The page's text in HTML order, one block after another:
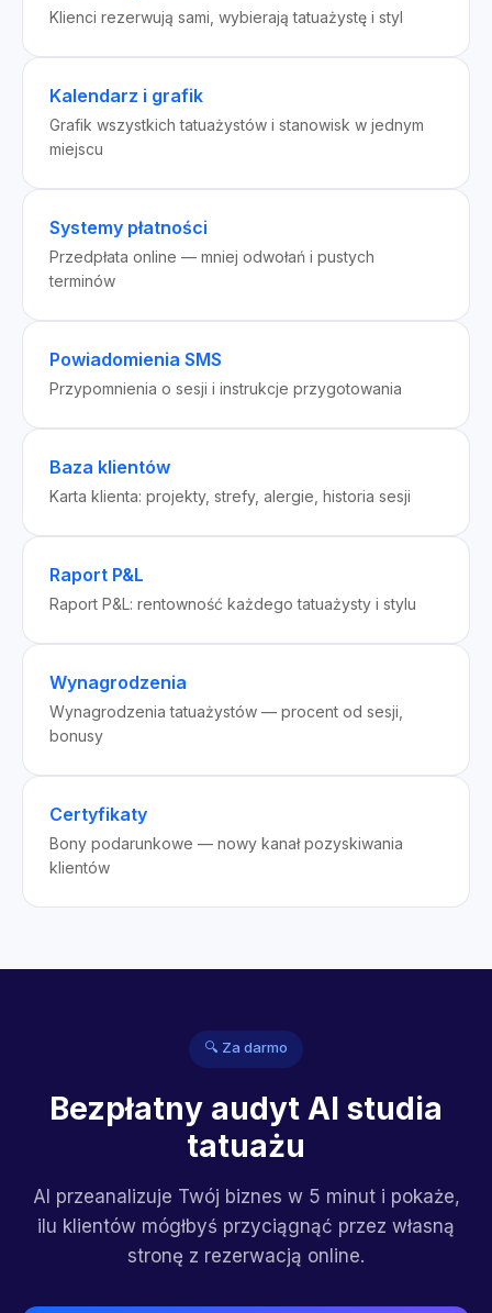
Klienci rezerwują sami, wybierają tatuażystę i styl
Kalendarz i grafik
Grafik wszystkich tatuażystów i stanowisk w jednym
miejscu
Systemy płatności
Przedpłata online — mniej odwołań i pustych
terminów
Powiadomienia SMS
Przypomnienia o sesji i instrukcje przygotowania
Baza klientów
Karta klienta: projekty, strefy, alergie, historia sesji
Raport P&L
Raport P&L: rentowność każdego tatuażysty i stylu
Wynagrodzenia
Wynagrodzenia tatuażystów — procent od sesji,
bonusy
Certyfikaty
Bony podarunkowe — nowy kanał pozyskiwania
klientów
🔍 Za darmo
Bezpłatny audyt AI studia
tatuażu
AI przeanalizuje Twój biznes w 5 minut i pokaże,
ilu klientów mógłbyś przyciągnąć przez własną
stronę z rezerwacją online.